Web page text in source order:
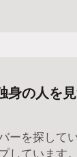
身の人を
ーを探して
しています。